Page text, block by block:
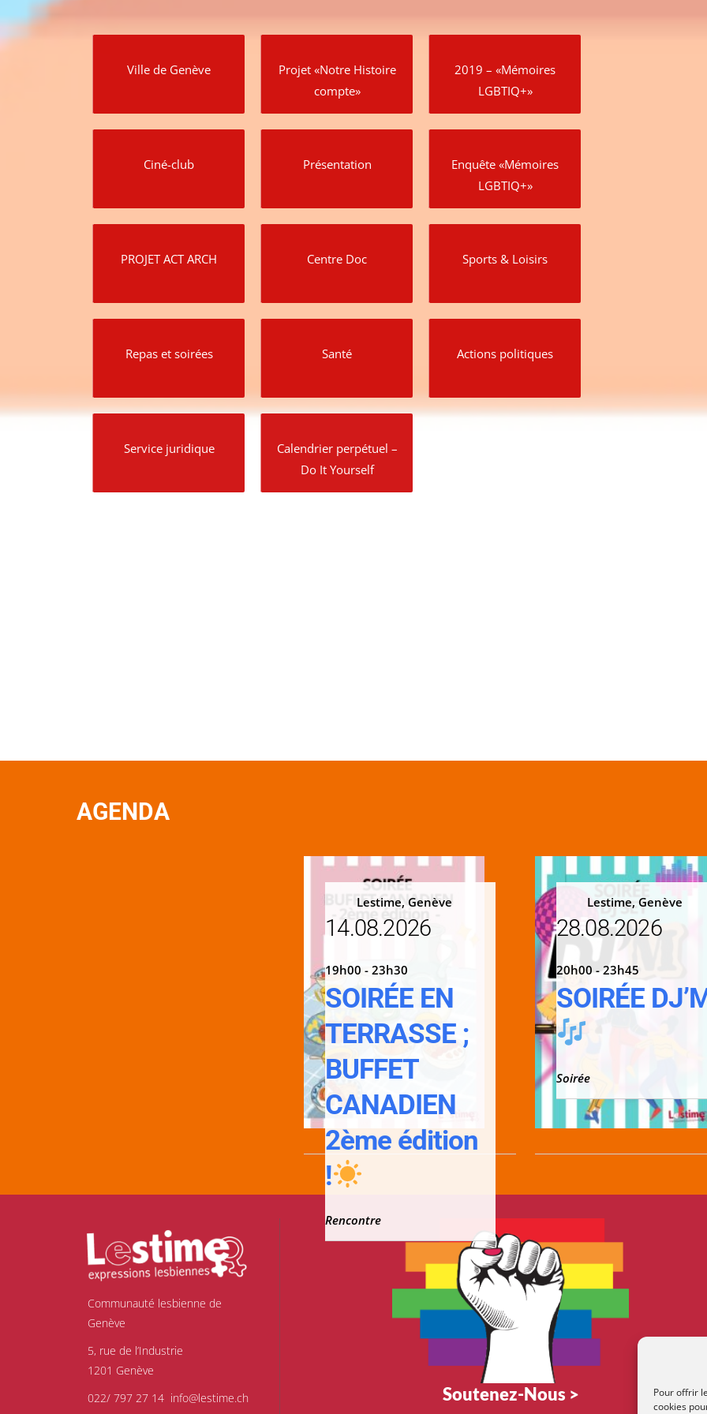
Pour offrir
cookies
Ville de Genève
Projet «Notre Histoire
compte»
2019 – «Mémoires
LGBTIQ+»
Ciné-club Présentation
Enquête «Mémoires
LGBTIQ+»
PROJET ACT ARCH Centre Doc Sports & Loisirs
Repas et soirées Santé Actions politiques
Service juridique
Calendrier perpétuel –
Do It Yourself
AGENDA
Lestime, Genève
14.08.2026
19h00 - 23h30
SOIRÉE EN
TERRASSE ;
BUFFET
CANADIEN
2ème édition
!
Rencontre
Lestime, Genève
28.08.2026
20h00 - 23h45
SOIRÉE
Soirée
Communauté lesbienne de
Genève
5, rue de l’Industrie
1201 Genève
022/ 797 27 14 info@lestime.ch Soutenez-Nous >